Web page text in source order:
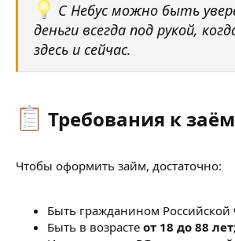
С Небус можно быть
деньги всегда под рукой,
здесь и сейчас.
Требования к
Чтобы оформить займ, достаточно:
Быть гражданином Российской
Быть в возрасте от 18 до 88 лет;